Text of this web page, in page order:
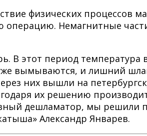
физических процессов
операцию. Немагнитные
В этот период температура
вымываются, и лишний
них вышли на
их решению
дешламатор, мы решили
Александр Январев.